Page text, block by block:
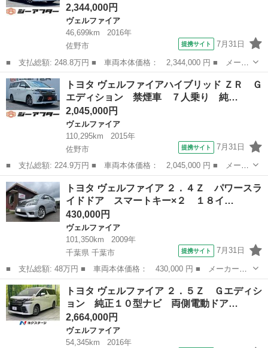
2,344,000円
ヴェルファイア
46,699km
2016年
佐野市
提携サイト 7月31日
■ 支払総額: 248.8万円 ■ 車両本体価格： 2,344,000 円 ■ メーカ
ー名： トヨタ ■ 車種名： ヴェルファイア ■ グレード名：
３．５Ｖ Ｌ ワンオーナー 禁煙車 ＡＬＰＩＮＥ１０インチナ
ビ ＡＬＰＩ...
栃木 佐野市 ヴェルファイア
トヨタ ヴェルファイアハイブリッド ＺＲ Ｇ
エディション 禁煙車 ７人乗り 純…
2,045,000円
ヴェルファイア
110,295km
2015年
佐野市
提携サイト 7月31日
■ 支払総額: 224.9万円 ■ 車両本体価格： 2,045,000 円 ■ メーカ
ー名： トヨタ ■ 車種名： ヴェルファイアハイブリッド ■ グレ
ード名： ＺＲ Ｇエディション 禁煙車 ７人乗り 純正１０．５
インチナ...
栃木 佐野市 ヴェルファイア
トヨタ ヴェルファイア ２．４Ｚ パワースラ
イドドア スマートキー×２ １８イ…
430,000円
ヴェルファイア
101,350km
2009年
千葉県 千葉市
提携サイト 7月31日
■ 支払総額: 48万円 ■ 車両本体価格： 430,000 円 ■ メーカー
名： トヨタ ■ 車種名： ヴェルファイア ■ グレード名： ２．
４Ｚ パワースライドドア スマートキー×２ １８インチ純正アル
ミ ＨＩＤ 純正...
千葉 千葉市 ヴェルファイア
トヨタ ヴェルファイア ２．５Ｚ Ｇエディシ
ョン 純正１０型ナビ 両側電動ドア…
2,664,000円
ヴェルファイア
54,345km
2016年